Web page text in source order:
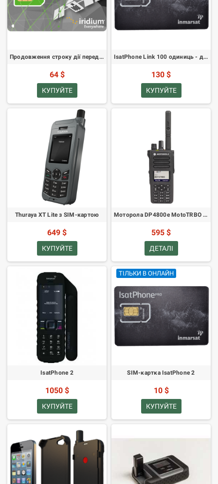
Продовження строку дії передплаченого ефірного часу Iridium на 30 днів
64 $
КУПУЙТЕ
IsatPhone Link 100 одиниць - дійсність 90 днів
130 $
КУПУЙТЕ
Thuraya XT Lite з SIM-картою
649 $
КУПУЙТЕ
Моторола DP4800e MotoTRBO Цифрова Радіостанція УКХ
595 $
ДЕТАЛІ
IsatPhone 2
1050 $
КУПУЙТЕ
ТІЛЬКИ В ОНЛАЙН
SIM-картка IsatPhone 2
10 $
КУПУЙТЕ